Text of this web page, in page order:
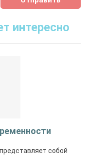
интересно
собой